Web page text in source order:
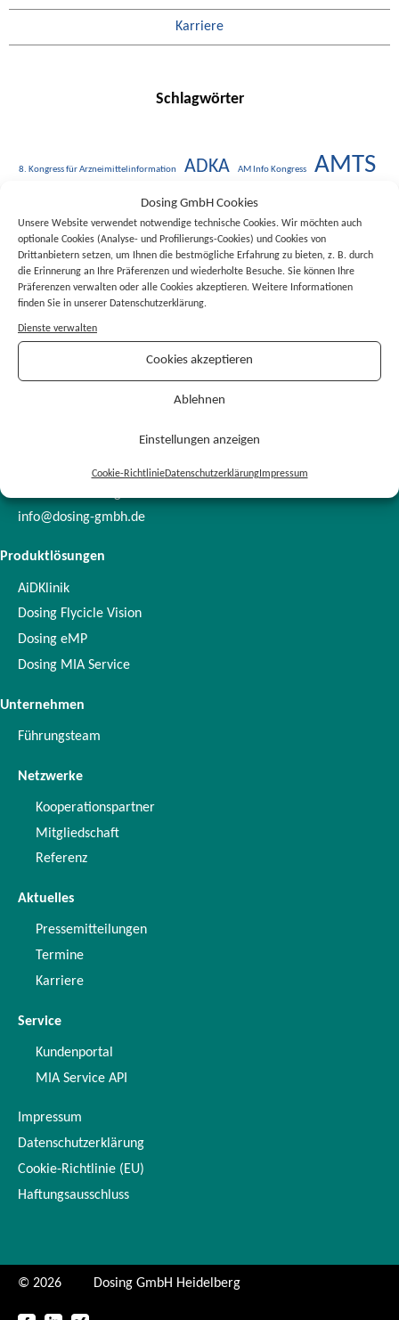
Dosing GmbH Cookies
Unsere Website verwendet notwendige technische Cookies. Wir möchten auch
optionale Cookies (Analyse- und Profilierungs-Cookies) und Cookies von
Drittanbietern setzen, um Ihnen die bestmögliche Erfahrung zu bieten, z. B. durch
die Erinnerung an Ihre Präferenzen und wiederholte Besuche. Sie können Ihre
Präferenzen verwalten oder alle Cookies akzeptieren. Weitere Informationen
finden Sie in unserer Datenschutzerklärung.
Dienste verwalten
Cookies akzeptieren
Ablehnen
Einstellungen anzeigen
Cookie-RichtlinieDatenschutzerklärungImpressum
Karriere
Schlagwörter
8. Kongress für Arzneimittelinformation ADKA AM Info Kongress AMTS
Arzneimitteltherapiesicherheit
Klinik Clowns Rhein-Neckar Köln Maternushaus Nürnberg xundlachen e.V.
Speyerer Straße 14
info@dosing-gmbh.de
Produktlösungen
AiDKlinik
Dosing Flycicle Vision
Dosing eMP
Dosing MIA Service
Unternehmen
Führungsteam
Netzwerke
Kooperationspartner
Mitgliedschaft
Referenz
Aktuelles
Pressemitteilungen
Termine
Karriere
Service
Kundenportal
MIA Service API
Impressum
Datenschutzerklärung
Cookie-Richtlinie (EU)
Haftungsausschluss
© 2026 Dosing GmbH Heidelberg